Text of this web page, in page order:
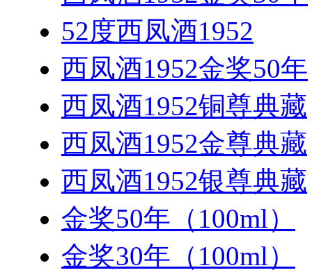
52度西凤酒1952
西凤酒1952金奖50年
西凤酒1952铜尊典藏
西凤酒1952金尊典藏
西凤酒1952银尊典藏
金奖50年（100ml）
金奖30年（100ml）